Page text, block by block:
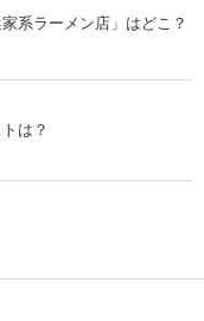
系ラーメン店」はどこ？
は？